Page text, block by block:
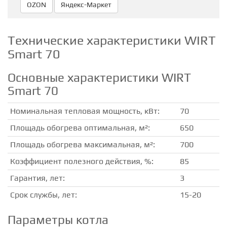
OZON Яндекc-Маркет
Технические характеристики WIRT
Smart 70
Основные характеристики WIRT
Smart 70
Номинальная тепловая мощность, кВт:
70
Площадь обогрева оптимальная, м²:
650
Площадь обогрева максимальная, м²:
700
Коэффициент полезного действия, %:
85
Гарантия, лет:
3
Срок службы, лет:
15-20
Параметры котла